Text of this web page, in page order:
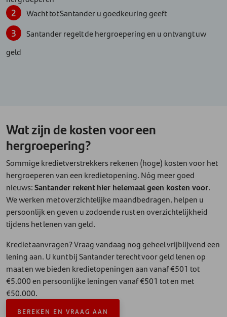
Wacht tot Santander u goedkeuring geeft
Santander regelt de hergroepering en u ontvangt uw
geld
Wat zijn de kosten voor een
hergroepering?
Sommige kredietverstrekkers rekenen (hoge) kosten voor het
hergroeperen van een kredietopening. Nóg meer goed
nieuws:Santander rekent hier helemaal geen kosten voor.
We werken met overzichtelijke maandbedragen, helpen u
persoonlijk en geven u zodoende rust en overzichtelijkheid
tijdens het lenen van geld.
Krediet aanvragen? Vraag vandaag nog geheel vrijblijvend een
lening aan. U kunt bij Santander terecht voor geld lenen op
maat en we bieden kredietopeningen aan vanaf €501 tot
€5.000 en persoonlijke leningen vanaf €501 tot en met
€50.000.
BEREKEN EN VRAAG AAN